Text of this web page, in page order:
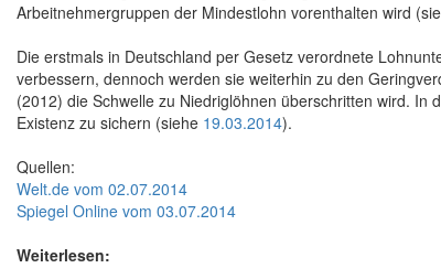
Arbeitnehmergruppen der Mindestlohn vorenthalten wird
Die erstmals in Deutschland per Gesetz verordnete
verbessern, dennoch werden sie weiterhin zu den
(2012) die Schwelle zu Niedriglöhnen überschritten wird.
Existenz zu sichern (siehe 19.03.2014).
Quellen:
Welt.de vom 02.07.2014
Spiegel Online vom 03.07.2014
Weiterlesen: